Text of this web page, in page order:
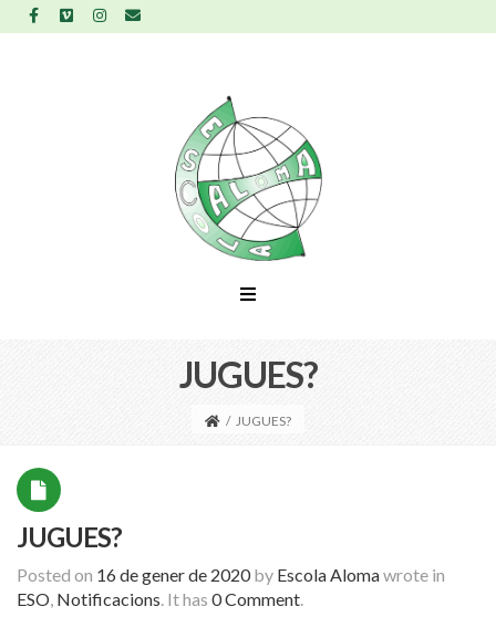
JUGUES?
/ JUGUES?
JUGUES?
Posted on 16 de gener de 2020 by Escola Alomawrote in
ESO, Notificacions. It has 0 Comment.